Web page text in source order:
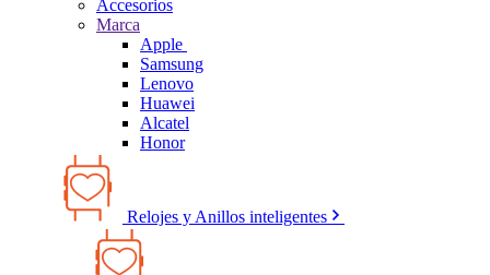
Accesorios
Marca
Apple
Samsung
Lenovo
Huawei
Alcatel
Honor
Relojes y Anillos inteligentes